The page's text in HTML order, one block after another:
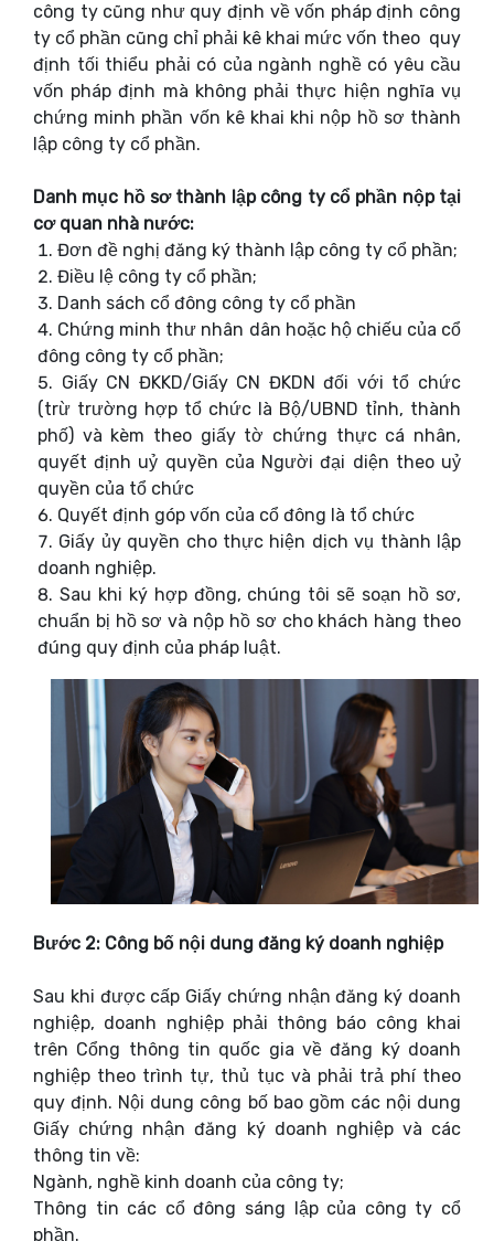
công ty cũng như quy định về vốn pháp định công
ty cổ phần cũng chỉ phải kê khai mức vốn theo quy
định tối thiểu phải có của ngành nghề có yêu cầu
vốn pháp định mà không phải thực hiện nghĩa vụ
chứng minh phần vốn kê khai khi nộp hồ sơ thành
lập công ty cổ phần.
Danh mục hồ sơ thành lập công ty cổ phần nộp tại
cơ quan nhà nước:
Đơn đề nghị đăng ký thành lập công ty cổ phần;
Điều lệ công ty cổ phần;
Danh sách cổ đông công ty cổ phần
Chứng minh thư nhân dân hoặc hộ chiếu của cổ
đông công ty cổ phần;
Giấy CN ĐKKD/Giấy CN ĐKDN đối với tổ chức
(trừ trường hợp tổ chức là Bộ/UBND tỉnh, thành
phố) và kèm theo giấy tờ chứng thực cá nhân,
quyết định uỷ quyền của Người đại diện theo uỷ
quyền của tổ chức
Quyết định góp vốn của cổ đông là tổ chức
Giấy ủy quyền cho thực hiện dịch vụ thành lập
doanh nghiệp.
Sau khi ký hợp đồng, chúng tôi sẽ soạn hồ sơ,
chuẩn bị hồ sơ và nộp hồ sơ cho khách hàng theo
đúng quy định của pháp luật.
Bước 2: Công bố nội dung đăng ký doanh nghiệp
Sau khi được cấp Giấy chứng nhận đăng ký doanh
nghiệp, doanh nghiệp phải thông báo công khai
trên Cổng thông tin quốc gia về đăng ký doanh
nghiệp theo trình tự, thủ tục và phải trả phí theo
quy định. Nội dung công bố bao gồm các nội dung
Giấy chứng nhận đăng ký doanh nghiệp và các
thông tin về:
Ngành, nghề kinh doanh của công ty;
Thông tin các cổ đông sáng lập của công ty cổ
phần.